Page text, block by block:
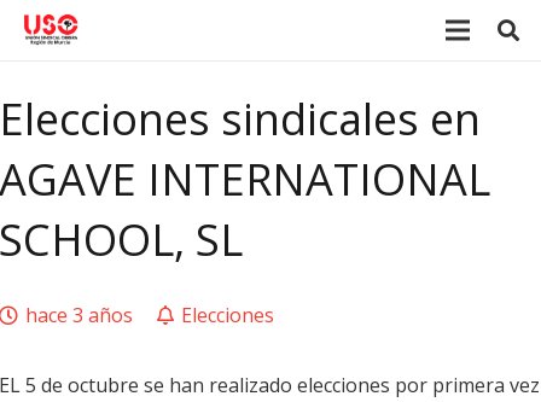
Elecciones sindicales en
AGAVE INTERNATIONAL
SCHOOL, SL
hace 3 años Elecciones
EL 5 de octubre se han realizado elecciones por primera vez